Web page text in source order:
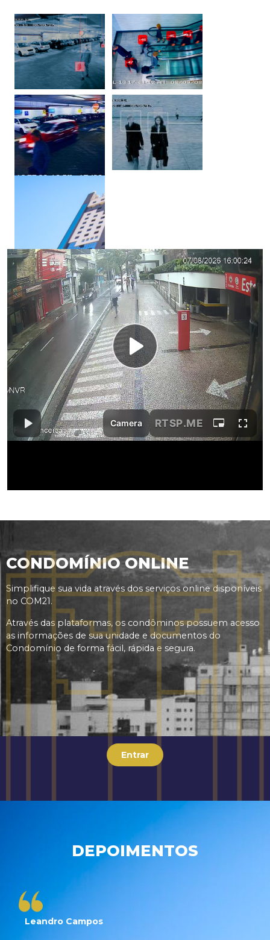
CONDOMÍNIO ONLINE
Simplifique sua vida através dos serviços online disponíveis
no COM21.
Através das plataformas, os condôminos possuem acesso
as informações de sua unidade e documentos do
Condomínio de forma fácil, rápida e segura.
Entrar
DEPOIMENTOS
Leandro Campos